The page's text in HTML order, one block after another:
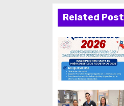
e
g
a
c
i
Related Post